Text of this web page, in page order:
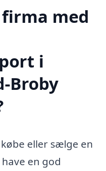
med
i
Broby
eller sælge en
en god